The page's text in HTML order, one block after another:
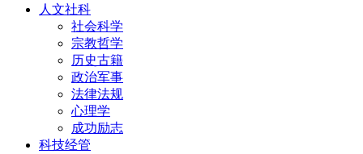
人文社科
社会科学
宗教哲学
历史古籍
政治军事
法律法规
心理学
成功励志
科技经管